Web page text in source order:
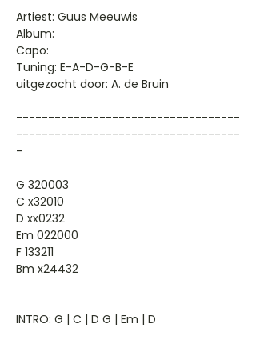
Artiest: Guus Meeuwis
Album:
Capo:
Tuning: E-A-D-G-B-E
uitgezocht door: A. de Bruin
-----------------------------------
-----------------------------------
-
G 320003
C x32010
D xx0232
Em 022000
F 133211
Bm x24432
INTRO: G | C | D G | Em | D